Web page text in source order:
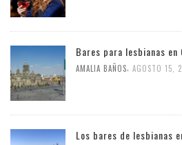
Bares para lesbianas en
AMALIA BAÑOS AGOSTO 15,
Los bares de lesbianas